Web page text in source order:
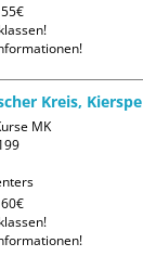
Kreis, Kierspe
MK